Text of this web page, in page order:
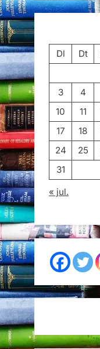
Dl
Dt
3
4
10
11
17
18
24
25
31
« jul.